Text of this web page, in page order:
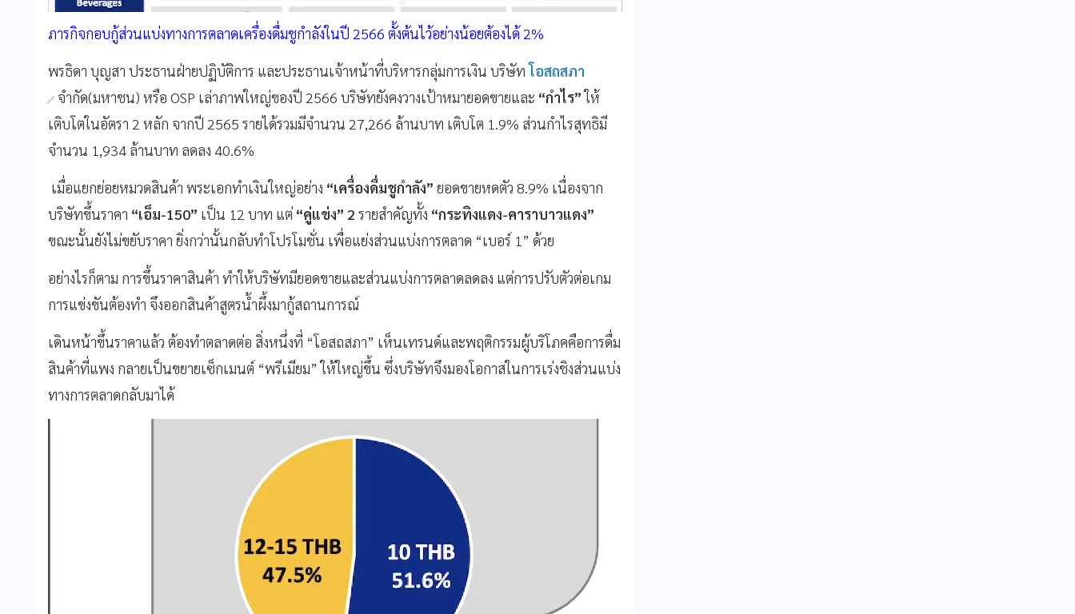
ภารกิจกอบกู้ส่วนแบ่งทางการตลาดเครื่องดื่มชูกำลังในปี 2566 ตั้งต้นไว้อย่างน้อยต้องได้ 2%
พรธิดา บุญสา ประธานฝ่ายปฏิบัติการ และประธานเจ้าหน้าที่บริหารกลุ่มการเงิน บริษัทโอสถสภา
จำกัด(มหาชน) หรือ OSP เล่าภาพใหญ่ของปี 2566 บริษัทยังคงวางเป้าหมายอดขายและ “กำไร”ให้
เติบโตในอัตรา 2 หลัก จากปี 2565 รายได้รวมมีจำนวน 27,266 ล้านบาท เติบโต 1.9% ส่วนกำไรสุทธิมี
จำนวน 1,934 ล้านบาท ลดลง 40.6%
เมื่อแยกย่อยหมวดสินค้า พระเอกทำเงินใหญ่อย่าง “เครื่องดื่มชูกำลัง” ยอดขายหดตัว 8.9% เนื่องจาก
บริษัทขึ้นราคา “เอ็ม-150” เป็น 12 บาท แต่ “คู่แข่ง” 2 รายสำคัญทั้ง “กระทิงแดง-คาราบาวแดง”
ขณะนั้นยังไม่ขยับราคา ยิ่งกว่านั้นกลับทำโปรโมชั่น เพื่อแย่งส่วนแบ่งการตลาด “เบอร์ 1” ด้วย
อย่างไรก็ตาม การขึ้นราคาสินค้า ทำให้บริษัทมียอดขายและส่วนแบ่งการตลาดลดลง แต่การปรับตัวต่อเกม
การแข่งขันต้องทำ จึงออกสินค้าสูตรน้ำผึ้งมากู้สถานการณ์
เดินหน้าขึ้นราคาแล้ว ต้องทำตลาดต่อ สิ่งหนึ่งที่ “โอสถสภา” เห็นเทรนด์และพฤติกรรมผู้บริโภคคือการดื่ม
สินค้าที่แพง กลายเป็นขยายเซ็กเมนต์ “พรีเมียม” ให้ใหญ่ขึ้น ซึ่งบริษัทจึงมองโอกาสในการเร่งชิงส่วนแบ่ง
ทางการตลาดกลับมาได้